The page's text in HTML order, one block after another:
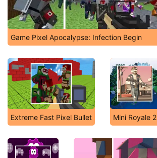
Game Pixel Apocalypse: Infection Begin
Extreme Fast Pixel Bullet Mini Royale 2